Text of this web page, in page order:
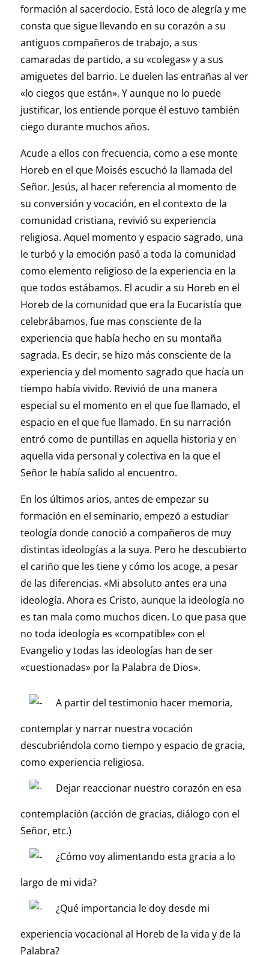
formación al sacerdocio. Está loco de alegría y me
consta que sigue llevando en su corazón a su
antiguos compañeros de trabajo, a sus
camaradas de partido, a su «colegas» y a sus
amiguetes del barrio. Le duelen las entrañas al ver
«lo ciegos que están». Y aunque no lo puede
justificar, los entiende porque él estuvo también
ciego durante muchos años.
Acude a ellos con frecuencia, como a ese monte
Horeb en el que Moisés escuchó la llamada del
Señor. Jesús, al hacer referencia al momento de
su conversión y vocación, en el contexto de la
comunidad cristiana, revivió su experiencia
religiosa. Aquel momento y espacio sagrado, una
le turbó y la emoción pasó a toda la comunidad
como elemento religioso de la experiencia en la
que todos estábamos. El acudir a su Horeb en el
Horeb de la comunidad que era la Eucaristía que
celebrábamos, fue mas consciente de la
experiencia que había hecho en su montaña
sagrada. Es decir, se hizo más consciente de la
experiencia y del momento sagrado que hacía un
tiempo había vivido. Revivió de una manera
especial su el momento en el que fue llamado, el
espacio en el que fue llamado. En su narración
entró como de puntillas en aquella historia y en
aquella vida personal y colectiva en la que el
Señor le había salido al encuentro.
En los últimos arios, antes de empezar su
formación en el seminario, empezó a estudiar
teología donde conoció a compañeros de muy
distintas ideologías a la suya. Pero he descubierto
el cariño que les tiene y cómo los acoge, a pesar
de las diferencias. «Mi absoluto antes era una
ideología. Ahora es Cristo, aunque la ideología no
es tan mala como muchos dicen. Lo que pasa que
no toda ideología es «compatible» con el
Evangelio y todas las ideologías han de ser
«cuestionadas» por la Palabra de Dios».
A partir del testimonio hacer memoria,
contemplar y narrar nuestra vocación
descubriéndola como tiempo y espacio de gracia,
como experiencia religiosa.
Dejar reaccionar nuestro corazón en esa
contemplación (acción de gracias, diálogo con el
Señor, etc.)
¿Cómo voy alimentando esta gracia a lo
largo de mi vida?
¿Qué importancia le doy desde mi
experiencia vocacional al Horeb de la vida y de la
Palabra?